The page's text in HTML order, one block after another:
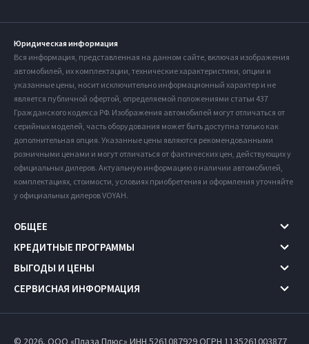
Юридическая информация
Вся информация, представленная на данном сайте, включая изображения
автомобилей, их комплектации, технические характеристики, опции и
указанные цены, носит исключительно информационный характер и не
является публичной офертой, определяемой положениями статьи 437
Гражданского кодекса РФ. Изображения автомобилей могут отличаться от
серийных моделей, часть оборудования может быть доступна только как
дополнительная опция. Указанные цены являются рекомендованными
розничными ценами и могут отличаться от фактических цен, действующих у
официальных дилеров. Актуальную информацию о наличии автомобилей,
комплектациях, стоимости, условиях приобретения и оформления уточняйте
у официальных дилеров VOYAH.
ОБЩЕЕ
КРЕДИТНЫЕ ПРОГРАММЫ
ВЫГОДЫ И ЦЕНЫ
СЕРВИСНАЯ ИНФОРМАЦИЯ
© 2026, ООО «Плаза Плюс» ИНН 5261087929ОГРН 1135261003877